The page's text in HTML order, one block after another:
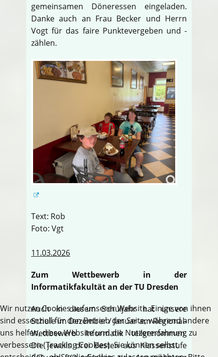
gemeinsamen Döneressen eingeladen.
Danke auch an Frau Becker und Herrn
Vogt für das faire Punktevergeben und -
zählen.
Text: Rob
Foto: Vgt
11.03.2026
Zum Wettbewerb in der
Informatikfakultät an der TU Dresden
Auch in diesem Schuljahr hat unsere
Schule im Dezember / Januar am Regional-
Wettbewerb Informatik teilgenommen.
Die jeweils drei Besten aus Klassenstufe
Wir nutzen Cookies auf unserer Website. Einige von ihnen
sind essenziell für den Betrieb der Seite, während andere
uns helfen, diese Website und die Nutzererfahrung zu
verbessern (Tracking Cookies). Sie können selbst